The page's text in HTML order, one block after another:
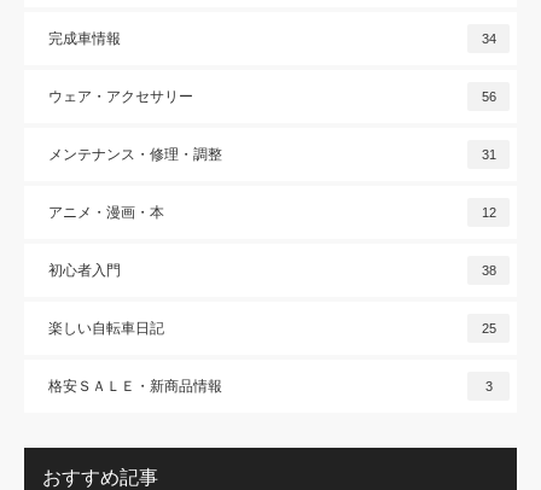
完成車情報 34
ウェア・アクセサリー 56
メンテナンス・修理・調整 31
アニメ・漫画・本 12
初心者入門 38
楽しい自転車日記 25
格安ＳＡＬＥ・新商品情報 3
おすすめ記事